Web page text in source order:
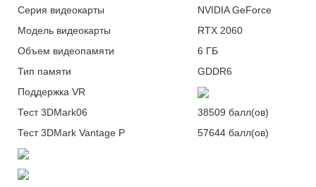
Серия видеокарты
NVIDIA GeForce
Модель видеокарты
RTX 2060
Объем видеопамяти
6 ГБ
Тип памяти
GDDR6
Поддержка VR
Тест3DMark06
38509 балл(ов)
Тест 3DMark Vantage P 57644 балл(ов)